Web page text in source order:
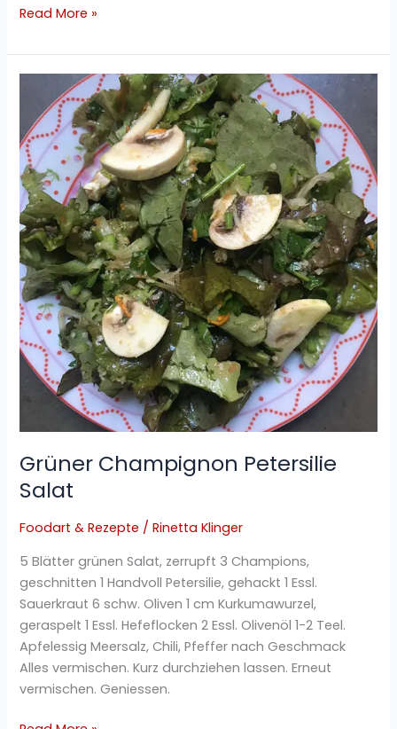
Read More »
Grüner Champignon Petersilie
Salat
Foodart & Rezepte /Rinetta Klinger
5 Blätter grünen Salat, zerrupft 3 Champions,
geschnitten 1 Handvoll Petersilie, gehackt 1 Essl.
Sauerkraut 6 schw. Oliven 1 cm Kurkumawurzel,
geraspelt 1 Essl. Hefeflocken 2 Essl. Olivenöl 1-2 Teel.
Apfelessig Meersalz, Chili, Pfeffer nach Geschmack
Alles vermischen. Kurz durchziehen lassen. Erneut
vermischen. Geniessen.
Champignon
Petersilie
Salat